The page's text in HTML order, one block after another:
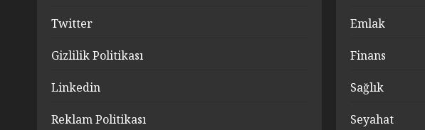
Twitter
Gizlilik Politikası
Linkedin
Reklam Politikası
Emlak
Finans
Sağlık
Seyahat